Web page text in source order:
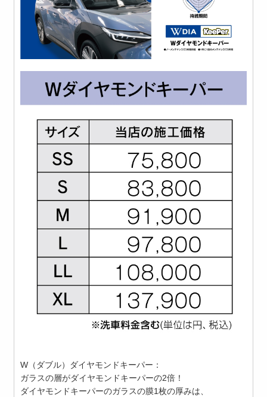
W（ダブル）ダイヤモンドキーパー：
ガラスの層がダイヤモンドキーパーの2倍！
ダイヤモンドキーパーのガラスの膜1枚の厚みは、